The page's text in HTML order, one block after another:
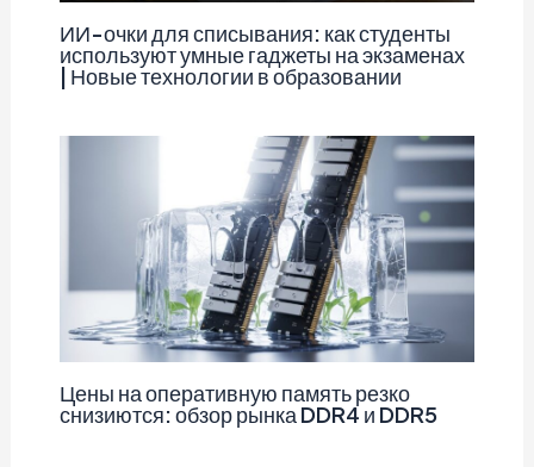
ИИ-очки для списывания: как студенты
используют умные гаджеты на экзаменах
| Новые технологии в образовании
Цены на оперативную память резко
снизиются: обзор рынка DDR4 и DDR5